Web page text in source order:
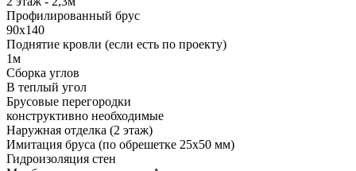
Профилированный брус
90х140
Поднятие кровли (если есть по проекту)
1м
Сборка углов
В теплый угол
Брусовые перегородки
конструктивно необходимые
Наружная отделка (2 этаж)
Имитация бруса (по обрешетке 25х50 мм)
Гидроизоляция стен